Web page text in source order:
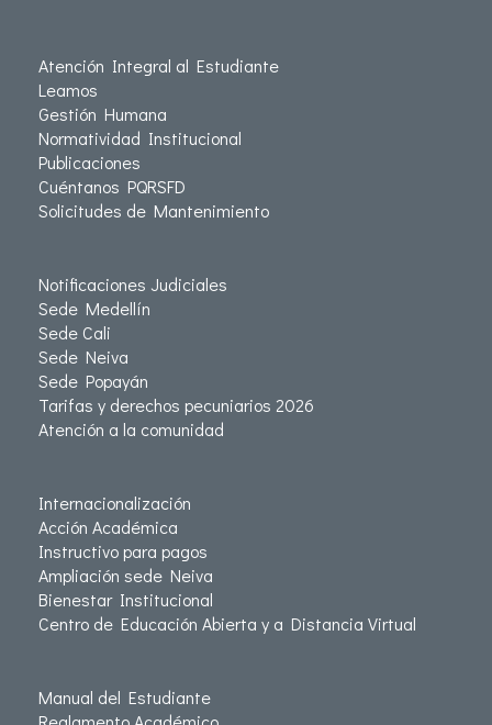
Atención Integral al Estudiante
Leamos
Gestión Humana
Normatividad Institucional
Publicaciones
Cuéntanos PQRSFD
Solicitudes de Mantenimiento
Notificaciones Judiciales
Sede Medellín
Sede Cali
Sede Neiva
Sede Popayán
Tarifas y derechos pecuniarios 2026
Atención a la comunidad
Internacionalización
Acción Académica
Instructivo para pagos
Ampliación sede Neiva
Bienestar Institucional
Centro de Educación Abierta y a Distancia Virtual
Manual del Estudiante